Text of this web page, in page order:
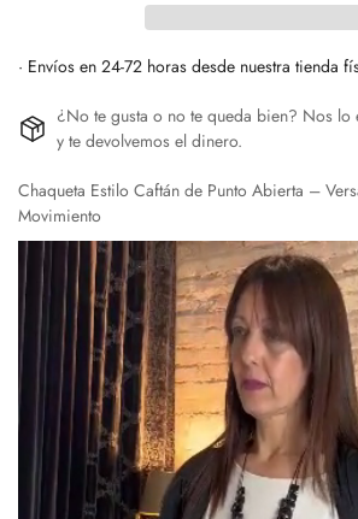
· Envíos en 24-72 horas desde nuestra tienda
¿No te gusta o no te queda bien? Nos lo
y te devolvemos el dinero.
Chaqueta Estilo Caftán de Punto Abierta –
Movimiento